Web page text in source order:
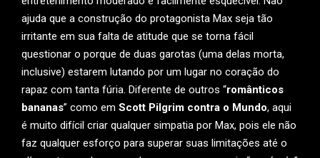
ajuda que a construção do protagonista Max seja tão
irritante em sua falta de atitude que se torna fácil
questionar o porque de duas garotas (uma delas morta,
inclusive) estarem lutando por um lugar no coração do
rapaz com tanta fúria. Diferente de outros “românticos
bananas” como em Scott Pilgrim contra o Mundo, aqui
é muito difícil criar qualquer simpatia por Max, pois ele não
faz qualquer esforço para superar suas limitações até o